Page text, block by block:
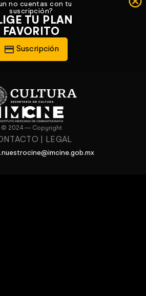
no cuentas con tu
suscripción?
TU PLAN
FAVORITO
Suscripción
© 2024 — Copyright
LEGAL